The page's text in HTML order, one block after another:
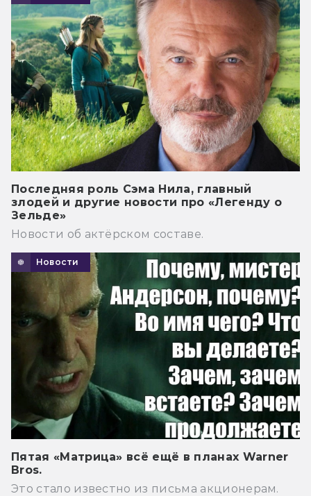
Последняя роль Сэма Нила, главный
злодей и другие новости про «Легенду о
Зельде»
Новости об актёрском составе.
Новости
Пятая «Матрица» всё ещё в планах Warner
Bros.
Это стало известно из письма акционерам.